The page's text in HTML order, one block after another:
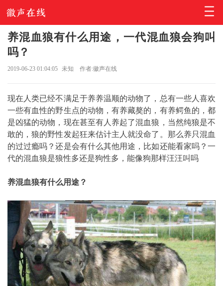
养混血狼有什么用途，一代混血狼会狗叫
吗？
2019-06-23 01:04:05 未知 作者:徽声在线
现在人类已经不满足于养养温顺的动物了，总有一些人喜欢
一些有血性的野生点的动物，有养藏獒的，有养鳄鱼的，都
是凶猛的动物，现在甚至有人养起了混血狼，当然纯狼是不
敢的，狼的野性发起狂来估计主人就没命了。那么养只混血
的过过瘾吗？还是会有什么其他用途，比如还能看家吗？一
代的混血狼是狼性多还是狗性多，能像狗那样汪汪叫吗
养混血狼有什么用途 ？